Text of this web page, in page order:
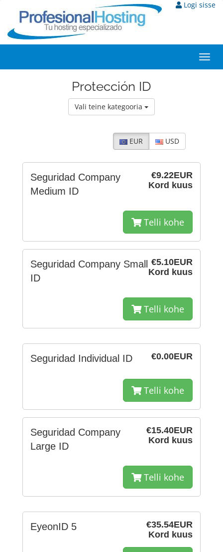
Logi sisse
Protección ID
Vali teine kategooria
EUR USD
€9.22EUR
Kord kuus
Seguridad Company
Medium ID
Telli kohe
€5.10EUR
Kord kuus
Seguridad Company Small
ID
Telli kohe
€0.00EUR
Seguridad Individual ID
Telli kohe
€15.40EUR
Kord kuus
Seguridad Company
Large ID
Telli kohe
€35.54EUR
Kord kuus
EyeonID 5